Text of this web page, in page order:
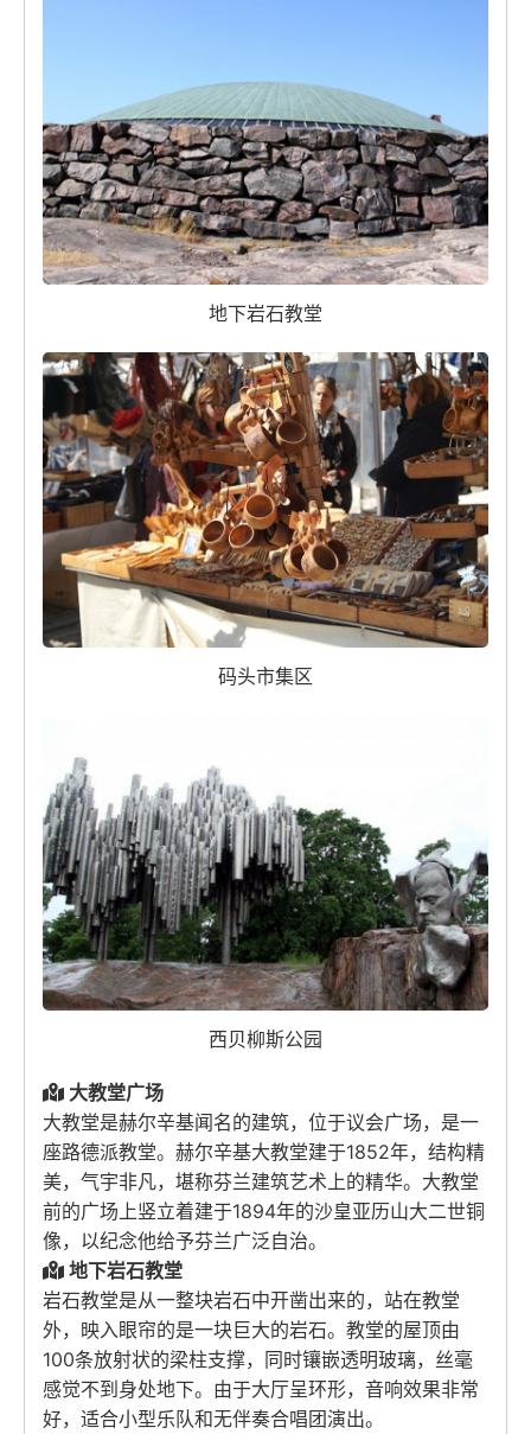
地下岩石教堂
码头市集区
西贝柳斯公园
大教堂广场
大教堂是赫尔辛基闻名的建筑，位于议会广场，是一
座路德派教堂。赫尔辛基大教堂建于1852年，结构精
美，气宇非凡，堪称芬兰建筑艺术上的精华。大教堂
前的广场上竖立着建于1894年的沙皇亚历山大二世铜
像，以纪念他给予芬兰广泛自治。
地下岩石教堂
岩石教堂是从一整块岩石中开凿出来的，站在教堂
外，映入眼帘的是一块巨大的岩石。教堂的屋顶由
100条放射状的梁柱支撑，同时镶嵌透明玻璃，丝毫
感觉不到身处地下。由于大厅呈环形，音响效果非常
好，适合小型乐队和无伴奏合唱团演出。